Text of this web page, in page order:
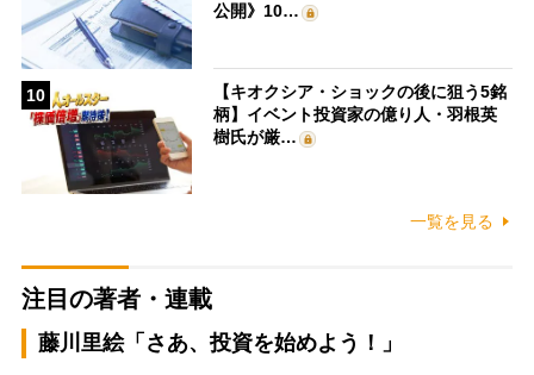
公開》10…
10
【キオクシア・ショックの後に狙う5銘
柄】イベント投資家の億り人・羽根英
樹氏が厳…
一覧を見る
注目の著者・連載
藤川里絵「さあ、投資を始めよう！」